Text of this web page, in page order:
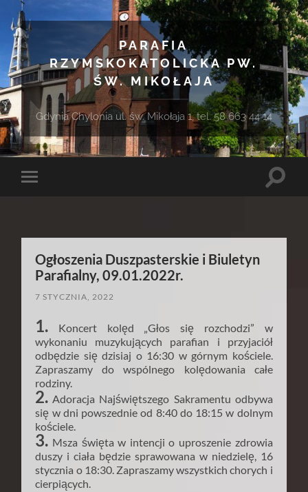
PARAFIA
RZYMSKOKATOLICKA PW.
ŚW. MIKOŁAJA
Gdynia Chylonia ul. św. Mikołaja 1, tel. 58 663 44 14
Toggle
Toggle
Ogłoszenia Duszpasterskie i Biuletyn
Parafialny, 09.01.2022r.
7 STYCZNIA, 2022
1. Koncert kolęd „Głos się rozchodzi” w
wykonaniu muzykujących parafian i przyjaciół
odbędzie się dzisiaj o 16:30 w górnym kościele.
Zapraszamy do wspólnego kolędowania całe
rodziny.
2. Adoracja Najświętszego Sakramentu odbywa
się w dni powszednie od 8:40 do 18:15 w dolnym
kościele.
3. Msza święta w intencji o uproszenie zdrowia
duszy i ciała będzie sprawowana w niedzielę, 16
stycznia o 18:30. Zapraszamy wszystkich chorych i
cierpiących.